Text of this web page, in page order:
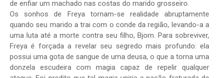
de enfiar um machado nas costas do marido grosseiro.
Os sonhos de Freya tornam-se realidade abruptamente
quando seu marido a trai com o conde da região, levando-a a
uma luta até a morte contra seu filho, Bjorn. Para sobreviver,
Freya é forçada a revelar seu segredo mais profundo: ela
possui uma gota de sangue de uma deusa, o que a torna uma
donzela escudeira com magia capaz de repelir qualquer